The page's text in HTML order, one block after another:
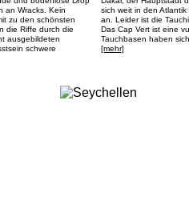
an Wracks. Kein
zu den schönsten
die Riffe durch die
ausgebildeten
schwere
sich weit in den
an. Leider ist die
Das Cap Vert ist eine
Tauchbasen haben
[mehr]